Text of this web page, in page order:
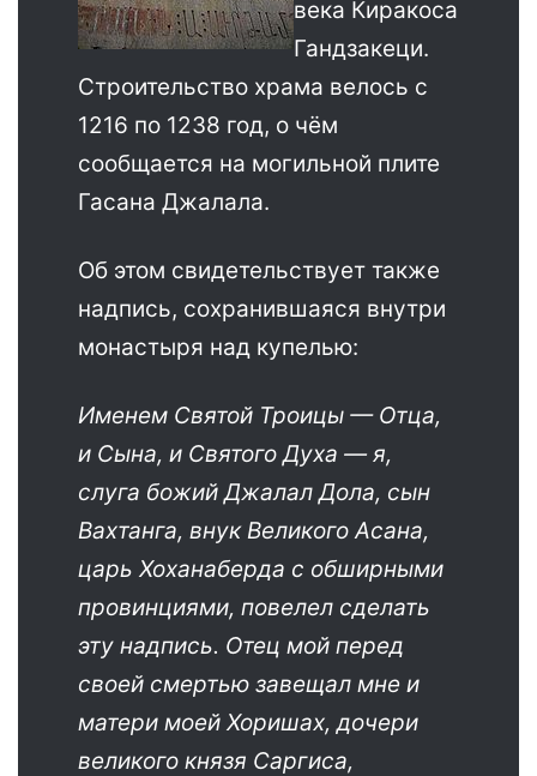
века Киракоса
Гандзакеци.
Строительство храма велось с
1216 по 1238 год, о чём
сообщается на могильной плите
Гасана Джалала.
Об этом свидетельствует также
надпись, сохранившаяся внутри
монастыря над купелью:
Именем Святой Троицы — Отца,
и Сына, и Святого Духа — я,
слуга божий Джалал Дола, сын
Вахтанга, внук Великого Асана,
царь Хоханаберда с обширными
провинциями, повелел сделать
эту надпись. Отец мой перед
своей смертью завещал мне и
матери моей Хоришах, дочери
великого князя Саргиса,